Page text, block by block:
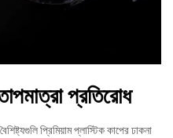
প্রতিরোধ
প্রিমিয়াম প্লাস্টিক কাপের ঢাকনা